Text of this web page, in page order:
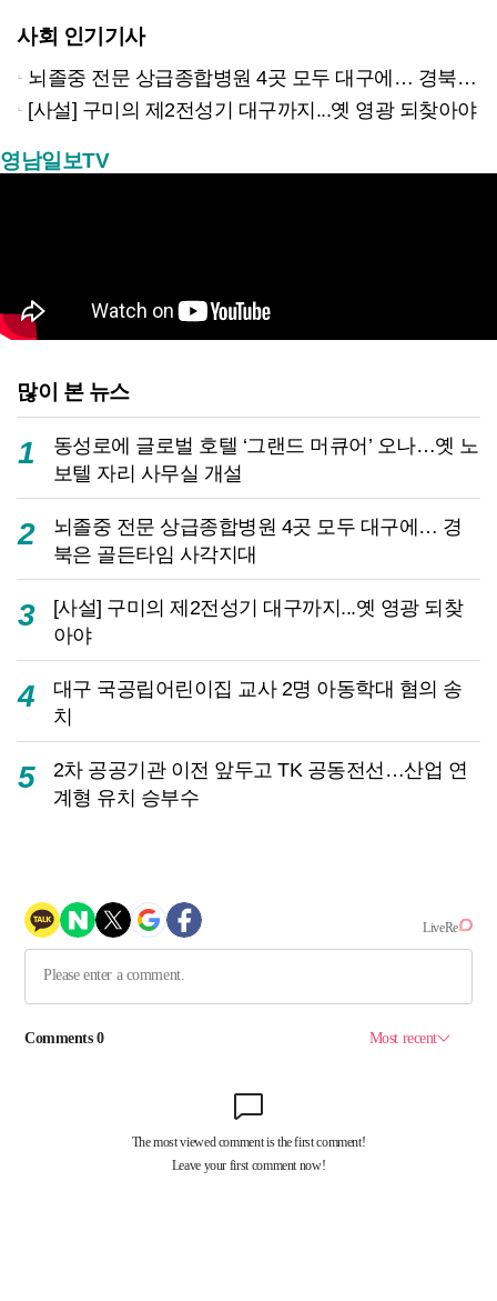
사회 인기기사
뇌졸중 전문 상급종합병원 4곳 모두 대구에… 경북은 골든타임 사각지대
[사설] 구미의 제2전성기 대구까지...옛 영광 되찾아야
영남일보TV
많이 본 뉴스
1
동성로에 글로벌 호텔 ‘그랜드 머큐어’ 오나…옛 노
보텔 자리 사무실 개설
2
뇌졸중 전문 상급종합병원 4곳 모두 대구에… 경
북은 골든타임 사각지대
3
[사설] 구미의 제2전성기 대구까지...옛 영광 되찾
아야
4
대구 국공립어린이집 교사 2명 아동학대 혐의 송
치
5
2차 공공기관 이전 앞두고 TK 공동전선…산업 연
계형 유치 승부수